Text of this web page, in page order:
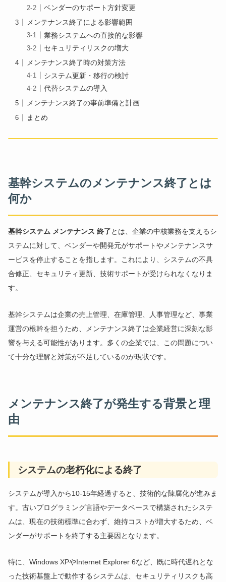
ベンダーのサポート方針変更
メンテナンス終了による影響範囲
業務システムへの直接的な影響
セキュリティリスクの増大
メンテナンス終了時の対策方法
システム更新・移行の検討
代替システムの導入
メンテナンス終了の事前準備と計画
まとめ
基幹システムのメンテナンス終了とは
何か
基幹システム メンテナンス 終了とは、企業の中核業務を支えるシ
ステムに対して、ベンダーや開発元がサポートやメンテナンスサ
ービスを停止することを指します。これにより、システムの不具
合修正、セキュリティ更新、技術サポートが受けられなくなりま
す。
基幹システムは企業の売上管理、在庫管理、人事管理など、事業
運営の根幹を担うため、メンテナンス終了は企業経営に深刻な影
響を与える可能性があります。多くの企業では、この問題につい
て十分な理解と対策が不足しているのが現状です。
メンテナンス終了が発生する背景と理
由
システムの老朽化による終了
システムが導入から10-15年経過すると、技術的な陳腐化が進みま
す。古いプログラミング言語やデータベースで構築されたシステ
ムは、現在の技術標準に合わず、維持コストが増大するため、ベ
ンダーがサポートを終了する主要因となります。
特に、Windows XPやInternet Explorer 6など、既に時代遅れとな
った技術基盤上で動作するシステムは、セキュリティリスクも高